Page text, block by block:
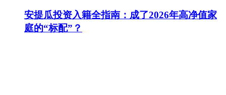
安提瓜投资入籍全指南：成了2026年高净值家
庭的“标配”？